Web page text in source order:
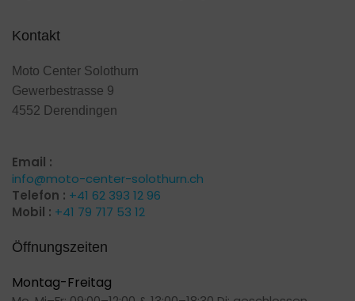
Kontakt
Moto Center Solothurn
Gewerbestrasse 9
4552 Derendingen
Email :
info@moto-center-solothurn.ch
Telefon : +41 62 393 12 96
Mobil : +41 79 717 53 12
Öffnungszeiten
Montag-Freitag